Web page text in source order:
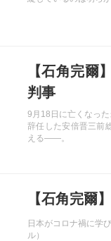
【石角完爾
判事
9月18日に亡くなっ
辞任した安倍晋三前
える――。
【石角完爾
日本がコロナ禍に学
ル）